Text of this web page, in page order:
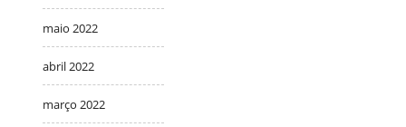
maio 2022
abril 2022
março 2022